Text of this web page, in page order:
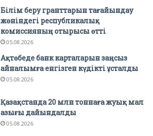
Білім беру гранттарын тағайындау
жөніндегі республикалық
комиссияның отырысы өтті
05.08.2026
Ақтөбеде банк карталарын заңсыз
айналымға енгізген күдікті ұсталды
05.08.2026
Қазақстанда 20 млн тоннаға жуық мал
азығы дайындалды
05.08.2026